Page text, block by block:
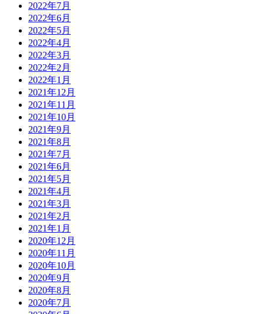
2022年7月
2022年6月
2022年5月
2022年4月
2022年3月
2022年2月
2022年1月
2021年12月
2021年11月
2021年10月
2021年9月
2021年8月
2021年7月
2021年6月
2021年5月
2021年4月
2021年3月
2021年2月
2021年1月
2020年12月
2020年11月
2020年10月
2020年9月
2020年8月
2020年7月